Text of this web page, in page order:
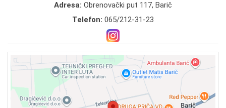
Adresa: Obrenovački put 117, Barič
Telefon: 065/212-31-23